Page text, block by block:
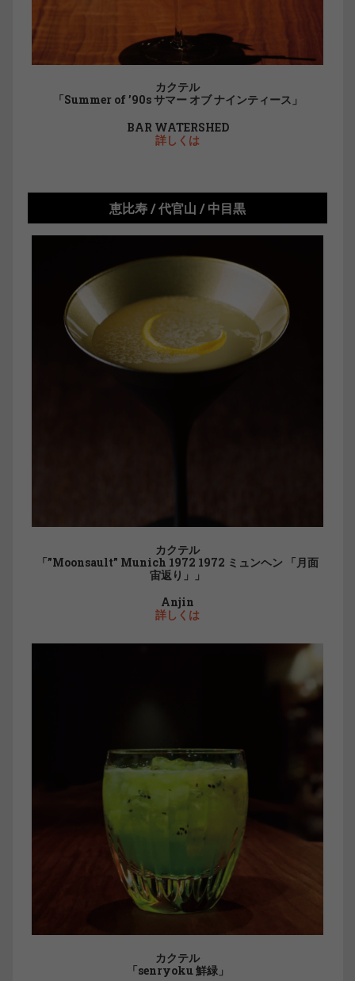
カクテル
「Summer of ’90s サマー オブ ナインティース」
BAR WATERSHED
詳しくは
恵比寿 / 代官山 / 中目黒
カクテル
「”Moonsault” Munich 1972 1972 ミュンヘン 「月面
宙返り」」
Anjin
詳しくは
カクテル
「senryoku 鮮緑」